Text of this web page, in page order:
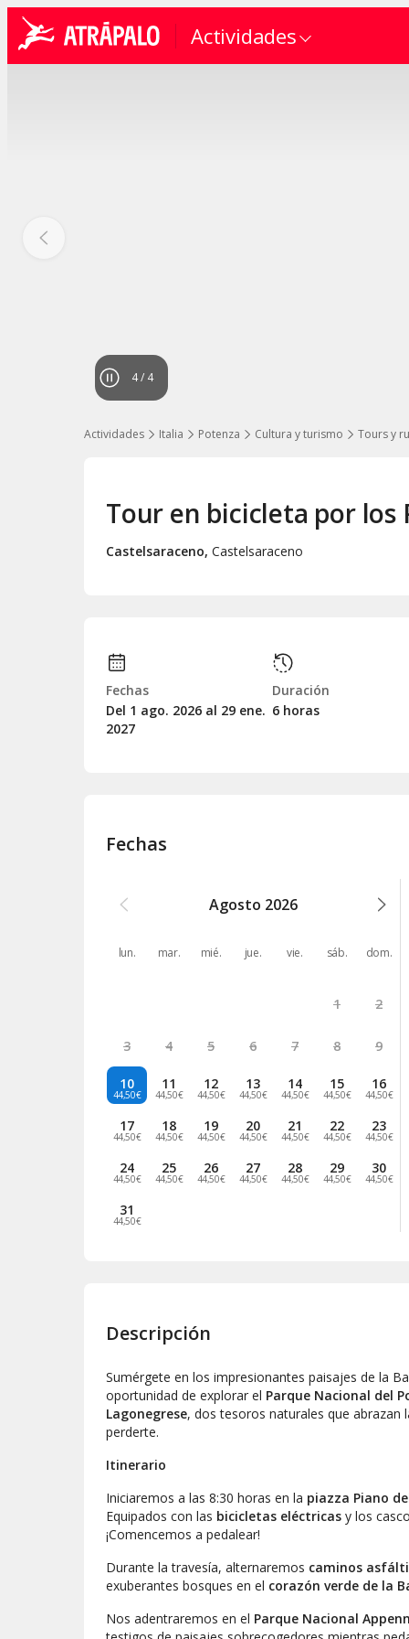
Actividades
4/ 4
Actividades Italia Potenza Cultura y turismo Tours y
Tour en bicicleta por los
Castelsaraceno, Castelsaraceno
Fechas
Del 1 ago. 2026 al 29 ene.
2027
Duración
6 horas
Fechas
Agosto 2026
lun. mar. mié. jue. vie. sáb. dom.
1 2
3 4 5 6 7 8 9
10
44,50€
11
44,50€
12
44,50€
13
44,50€
14
44,50€
15
44,50€
16
44,50€
17
44,50€
18
44,50€
19
44,50€
20
44,50€
21
44,50€
22
44,50€
23
44,50€
24
44,50€
25
44,50€
26
44,50€
27
44,50€
28
44,50€
29
44,50€
30
44,50€
31
44,50€
Descripción
Sumérgete en los impresionantes paisajes de la
oportunidad de explorar el Parque Nacional del
Lagonegrese, dos tesoros naturales que abrazan
perderte.
Itinerario
Iniciaremos a las 8:30 horas en la piazza Piano
Equipados con las bicicletas eléctricas y los
¡Comencemos a pedalear!
Durante la travesía, alternaremos caminos
exuberantes bosques en el corazón verde de la
Nos adentraremos en el Parque Nacional